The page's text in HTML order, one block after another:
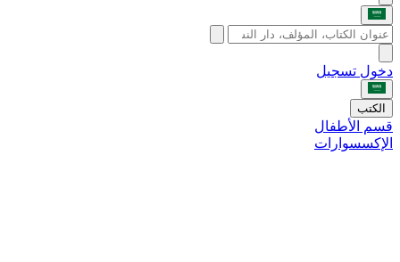
دخول تسجيل
الكتب
قسم الأطفال
الإكسسوارات